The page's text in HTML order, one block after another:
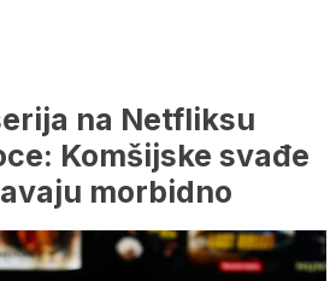
na Netfliksu
Komšijske svađe
morbidno